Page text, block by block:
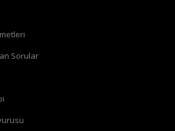
Sorular